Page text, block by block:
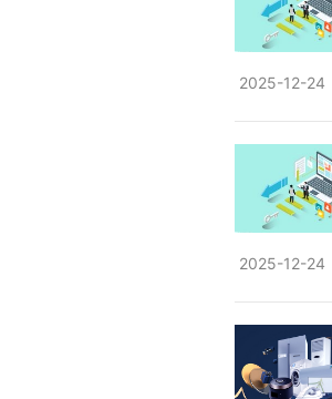
2025-12-24
2025-12-24